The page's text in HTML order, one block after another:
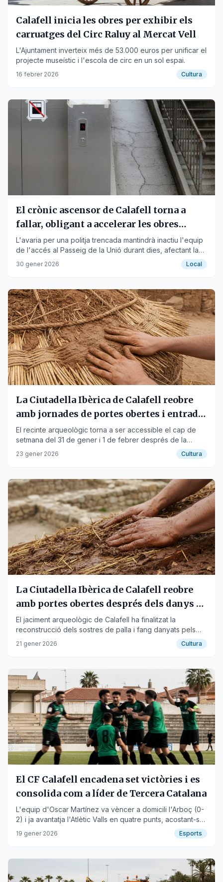
Calafell inicia les obres per exhibir els
carruatges del Circ Raluy al Mercat Vell
L'Ajuntament inverteix més de 53.000 euros per unificar el
projecte museístic i l'escola de circ en un sol espai.
16 febrer 2026 Cultura
El crònic ascensor de Calafell torna a
fallar, obligant a accelerar les obres
d'accessibilitat
L'avaria per una politja trencada mantindrà inactiu l'equip
de l'accés al Passeig de la Unió durant dies, afectant la
mobilitat reduïda.
30 gener 2026 Local
La Ciutadella Ibèrica de Calafell reobre
amb jornades de portes obertes i entrada
gratuïta
El recinte arqueològic torna a ser accessible el cap de
setmana del 31 de gener i 1 de febrer després de la
reparació dels sostres danyats per la DANA.
23 gener 2026 Cultura
La Ciutadella Ibèrica de Calafell reobre
amb portes obertes després dels danys de
la DANA
El jaciment arqueològic de Calafell ha finalitzat la
reconstrucció dels sostres de palla i fang danyats pels
aiguats de l'octubre.
21 gener 2026 Cultura
El CF Calafell encadena set victòries i es
consolida com a líder de Tercera Catalana
L'equip d'Oscar Martínez va vèncer a domicili l'Arboç (0-
2) i ja avantatja l'Atlètic Valls en quatre punts, acostant-se
a l'ascens.
19 gener 2026 Esports